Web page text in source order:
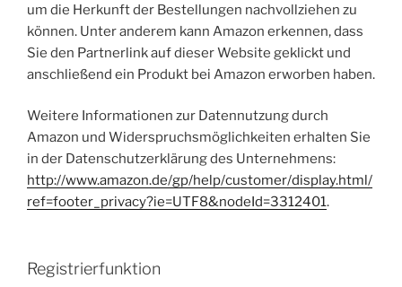
um die Herkunft der Bestellungen nachvollziehen zu
können. Unter anderem kann Amazon erkennen, dass
Sie den Partnerlink auf dieser Website geklickt und
anschließend ein Produkt bei Amazon erworben haben.
Weitere Informationen zur Datennutzung durch
Amazon und Widerspruchsmöglichkeiten erhalten Sie
in der Datenschutzerklärung des Unternehmens:
http://www.amazon.de/gp/help/customer/display.html/
ref=footer_privacy?ie=UTF8&nodeId=3312401.
Registrierfunktion